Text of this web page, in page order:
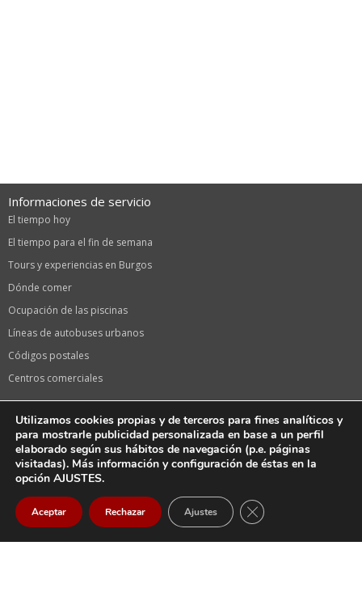
Llegar Email
Informaciones de servicio
El tiempo hoy
El tiempo para el fin de semana
Tours y experiencias en Burgos
Dónde comer
Ocupación de las piscinas
Líneas de autobuses urbanos
Códigos postales
Centros comerciales
Información de interés
Calendario laboral 2024 en Burgos
Calendario de festivos 2024 en Castilla y León
Oficina de turismo
Fiestas de Burgos, Sampedros
La serie «El CID» de Amazon en Burgos
Tiendas Vodafone
Utilizamos cookies propias y de terceros para fines analíticos y
para mostrarle publicidad personalizada en base a un perfil
elaborado según sus hábitos de navegación (p.e. páginas
visitadas). Más información y configuración de éstas en la
opción AJUSTES.
Aceptar Rechazar Ajustes CERRAR EL